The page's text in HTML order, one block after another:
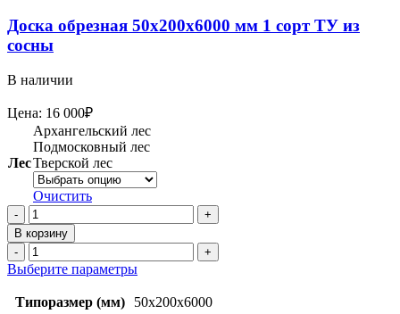
Доска обрезная 50х200х6000 мм 1 сорт ТУ из
сосны
В наличии
Цена: 16 000₽
Лес
Архангельский лес
Подмосковный лес
Тверской лес
Очистить
Количество
товара
Доска
обрезная
50х200х6000
1
В корзину
Количество
товара
Доска
обрезная
Выберите параметрыЭтот
имеет
Типоразмер (мм) 50x200x6000